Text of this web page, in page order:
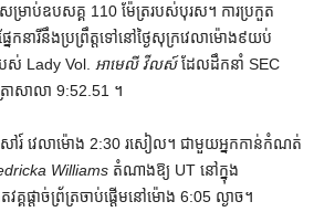
ម្រាប់ឧបសគ្គ 110 ម៉ែត្ររបស់បុរស។ ការ​ប្រកួត​
ែក​នារី​នឹង​ប្រព្រឹត្ត​ទៅ​នៅ​ថ្ងៃ​សុក្រ​វេលា​ម៉ោង​៩​យប់​
ស់ Lady Vol. អាមេលី វីលស៍ដែលដឹកនាំ SEC
ាសាលា 9:52.51 ។
សៅរ៍ វេលាម៉ោង 2:30 រសៀល។ ជាមួយអ្នកកាន់កំណត់
Williams តំណាងឱ្យ UT នៅក្នុង
គ្គផ្តាច់ព្រ័ត្រចាប់ផ្តើមនៅម៉ោង 6:05 ល្ងាច។